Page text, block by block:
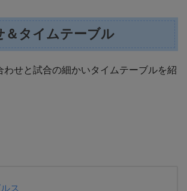
＆タイムテーブル
わせと試合の細かいタイムテーブルを紹
ス